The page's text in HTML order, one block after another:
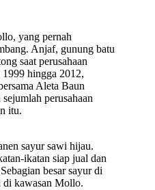
yang pernah
Anjaf, gunung batu
saat perusahaan
1999 hingga 2012,
Aleta Baun
perusahaan
itu.
sayur sawi hijau.
ikatan siap jual dan
besar sayur di
di kawasan Mollo.